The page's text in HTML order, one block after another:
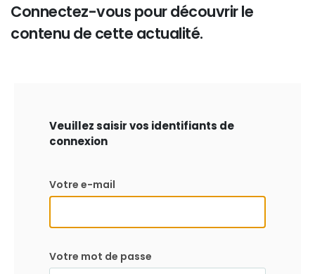
Connectez-vous pour découvrir le
contenu de cette actualité.
Veuillez saisir vos identifiants de
connexion
Votre e-mail
Votre mot de passe